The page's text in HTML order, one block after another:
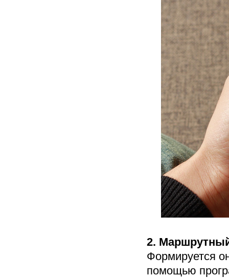
2.
Формируется
помощью